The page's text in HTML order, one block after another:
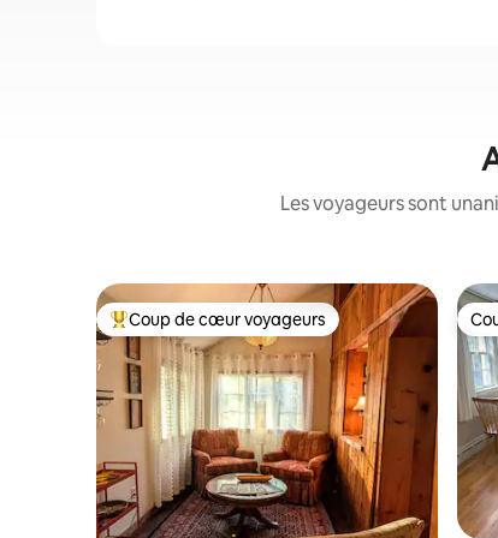
Les voyageurs sont
Coups de cœur voyageurs les plus appréciés
Coup de cœur voyageurs